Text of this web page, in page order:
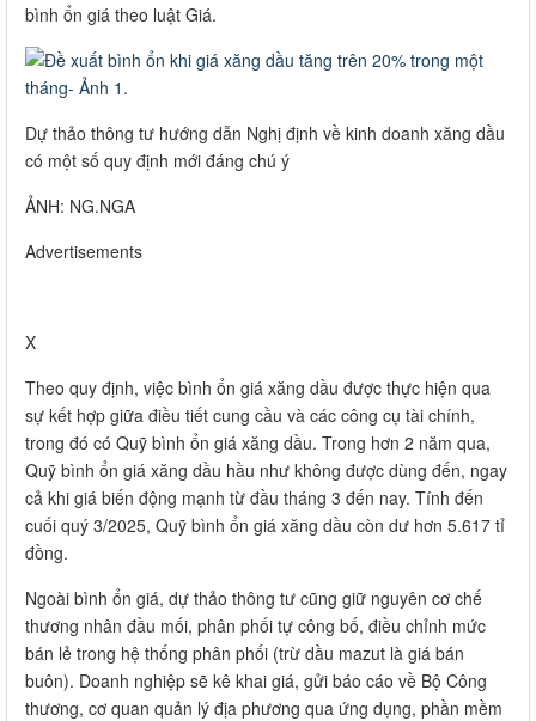
bình ổn giá theo luật Giá.
Dự thảo thông tư hướng dẫn Nghị định về kinh doanh xăng dầu
có một số quy định mới đáng chú ý
ẢNH: NG.NGA
Advertisements
X
Theo quy định, việc bình ổn giá xăng dầu được thực hiện qua
sự kết hợp giữa điều tiết cung cầu và các công cụ tài chính,
trong đó có Quỹ bình ổn giá xăng dầu. Trong hơn 2 năm qua,
Quỹ bình ổn giá xăng dầu hầu như không được dùng đến, ngay
cả khi giá biến động mạnh từ đầu tháng 3 đến nay. Tính đến
cuối quý 3/2025, Quỹ bình ổn giá xăng dầu còn dư hơn 5.617 tỉ
đồng.
Ngoài bình ổn giá, dự thảo thông tư cũng giữ nguyên cơ chế
thương nhân đầu mối, phân phối tự công bố, điều chỉnh mức
bán lẻ trong hệ thống phân phối (trừ dầu mazut là giá bán
buôn). Doanh nghiệp sẽ kê khai giá, gửi báo cáo về Bộ Công
thương, cơ quan quản lý địa phương qua ứng dụng, phần mềm